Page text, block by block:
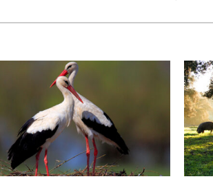
Natuurmoment
Door Kees Loogman